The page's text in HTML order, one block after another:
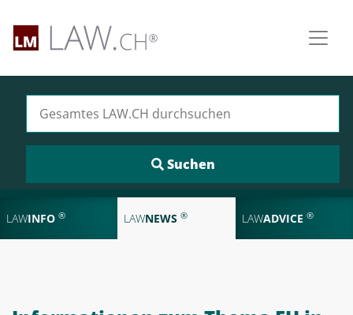
LAWINFO ® LAWNEWS ® LAWADVICE ®